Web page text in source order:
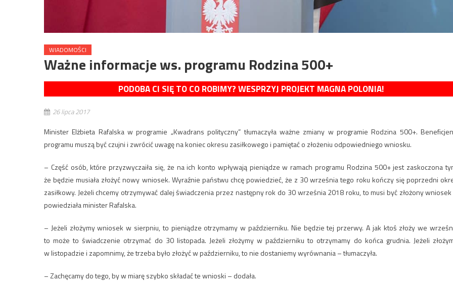
WIADOMOŚCI
Ważne informacje ws. programu Rodzina 500+
PODOBA CI SIĘ TO CO ROBIMY? WESPRZYJ PROJEKT MAGNA POLONIA!
26 lipca 2017
Minister Elżbieta Rafalska w programie „Kwadrans polityczny” tłumaczyła ważne zmiany w programie Rodzina 500+.
programu muszą być czujni i zwrócić uwagę na koniec okresu zasiłkowego i pamiętać o złożeniu odpowiedniego wniosku.
– Część osób, które przyzwyczaiła się, że na ich konto wpływają pieniądze w ramach programu Rodzina 500+ jest zaskoczona
że będzie musiała złożyć nowy wniosek. Wyraźnie państwu chcę powiedzieć, że z 30 września tego roku kończy się poprzedni
zasiłkowy. Jeżeli chcemy otrzymywać dalej świadczenia przez następny rok do 30 września 2018 roku, to musi być złożony
powiedziała minister Rafalska.
– Jeżeli złożymy wniosek w sierpniu, to pieniądze otrzymamy w październiku. Nie będzie tej przerwy. A jak ktoś złoży we
to może to świadczenie otrzymać do 30 listopada. Jeżeli złożymy w październiku to otrzymamy do końca grudnia. Jeżeli
w listopadzie i zapomnimy, że trzeba było złożyć w październiku, to nie dostaniemy wyrównania – tłumaczyła.
– Zachęcamy do tego, by w miarę szybko składać te wnioski – dodała.